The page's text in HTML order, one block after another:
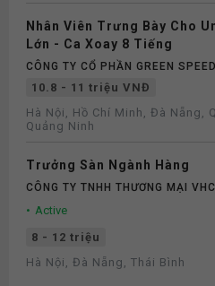
Nhân Viên Trưng Bày Cho
Lớn - Ca Xoay 8 Tiếng
CÔNG TY CỔ PHẦN GREEN SPEED
10.8 - 11 triệu VNĐ
Hà Nội, Hồ Chí Minh, Đà Nẵng,
Quảng Ninh
Trưởng Sàn Ngành Hàng
CÔNG TY TNHH THƯƠNG MẠI
Active
8 - 12 triệu
Hà Nội, Đà Nẵng, Thái Bình